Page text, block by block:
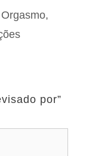
por”